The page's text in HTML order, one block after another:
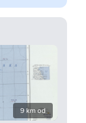
9 km od